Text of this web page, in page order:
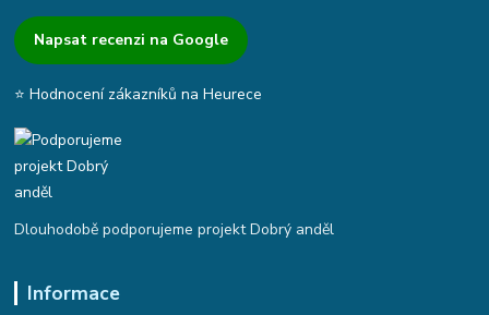
Napsat recenzi na Google
⭐ Hodnocení zákazníků na Heurece
Dlouhodobě podporujeme projekt Dobrý anděl
Informace